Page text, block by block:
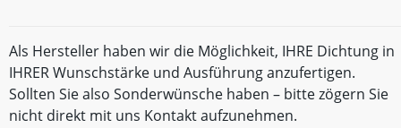
Als Hersteller haben wir die Möglichkeit, IHRE Dichtung in
IHRER Wunschstärke und Ausführung anzufertigen.
Sollten Sie also Sonderwünsche haben – bitte zögern Sie
nicht direkt mit uns Kontakt aufzunehmen.